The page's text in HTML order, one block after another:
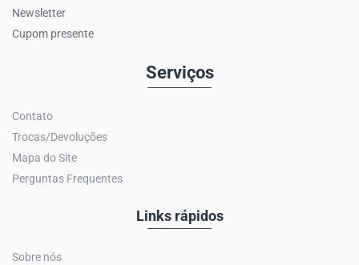
Newsletter
Cupom presente
Serviços
Contato
Trocas/Devoluções
Mapa do Site
Perguntas Frequentes
Links rápidos
Sobre nós